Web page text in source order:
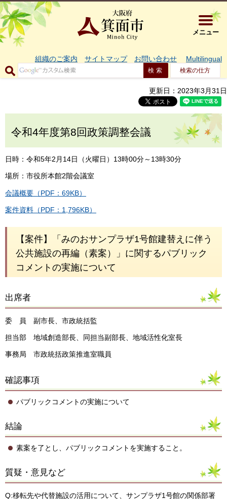
大阪府箕
メニュー
組織のご案内 サイトマップ お問い合わせ Multilingual
検索の仕方
更新日：2023年3月31日
令和4年度第8回政策調整会議
日時：令和5年2月14日（火曜日）13時00分～13時30分
場所：市役所本館2階会議室
会議概要（PDF：69KB）
案件資料（PDF：1,796KB）
【案件】「みのおサンプラザ1号館建替えに伴う
公共施設の再編（素案）」に関するパブリック
コメントの実施について
出席者
委 員 副市長、市政統括監
担当部 地域創造部長、同担当副部長、地域活性化室長
事務局 市政統括政策推進室職員
確認事項
パブリックコメントの実施について
結論
素案を了とし、パブリックコメントを実施すること。
質疑・意見など
Q:移転先や代替施設の活用について、サンプラザ1号館の関係部署